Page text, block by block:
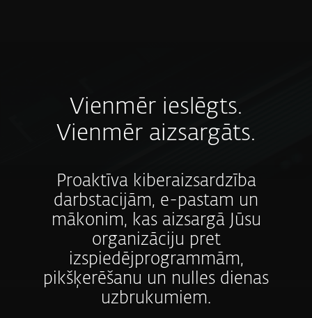
Vienmēr ieslēgts.
Vienmēr aizsargāts.
Proaktīva kiberaizsardzība
darbstacijām, e-pastam un
mākonim, kas aizsargā Jūsu
organizāciju pret
izspiedējprogrammām,
pikšķerēšanu un nulles dienas
uzbrukumiem.